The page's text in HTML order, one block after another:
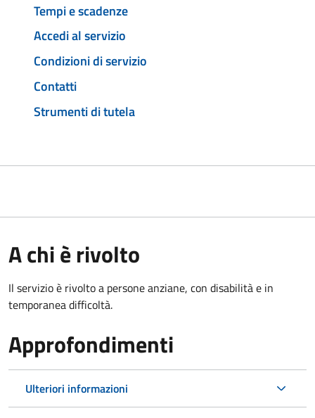
Tempi e scadenze
Accedi al servizio
Condizioni di servizio
Contatti
Strumenti di tutela
A chi è rivolto
Il servizio è rivolto a persone anziane, con disabilità e in
temporanea difficoltà.
Approfondimenti
Ulteriori informazioni